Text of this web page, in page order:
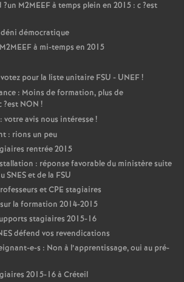
?un M2MEEFà temps plein en 2015 : c?est
démocratique
M2MEEFà mi-temps en 2015
pour la liste unitaire FSU - UNEF!
: Moins de formation, plus de
?est NON !
votre avis nous intéresse!
: rions un peu
rentrée 2015
: réponse favorable du ministère suite
SNESet de la FSU
etCPE stagiaires
la formation 2014-2015
stagiaires 2015-16
défend vos revendications
e-s : Non à l’apprentissage, oui au pré-
2015-16 à Créteil